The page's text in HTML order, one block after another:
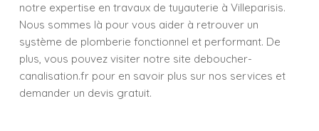
notre expertise en travaux de tuyauterie à Villeparisis.
Nous sommes là pour vous aider à retrouver un
système de plomberie fonctionnel et performant. De
plus, vous pouvez visiter notre site deboucher-
canalisation.fr pour en savoir plus sur nos services et
demander un devis gratuit.